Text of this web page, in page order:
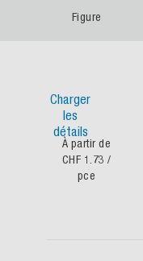
Figure
Charger
les
détails
À partir de
CHF 1.73 /
pce